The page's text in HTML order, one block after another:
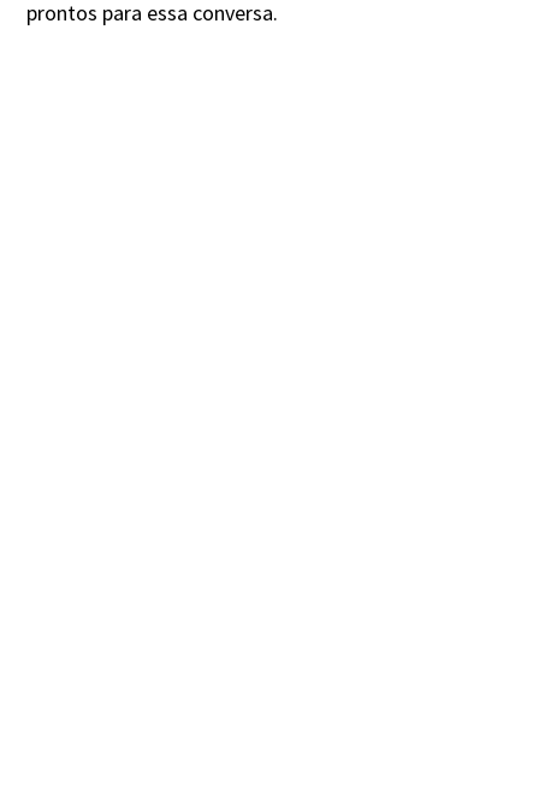
prontos para essa conversa.